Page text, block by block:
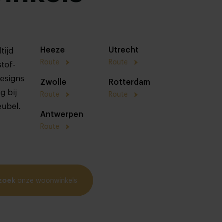
bij
Heeze
Route
Utrecht
Route
Zwolle
Route
Rotterdam
Route
Antwerpen
Route
onze woonwinkels